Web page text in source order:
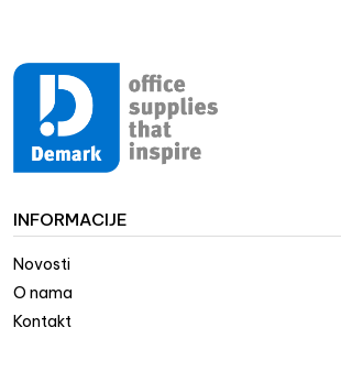
INFORMACIJE
Novosti
O nama
Kontakt